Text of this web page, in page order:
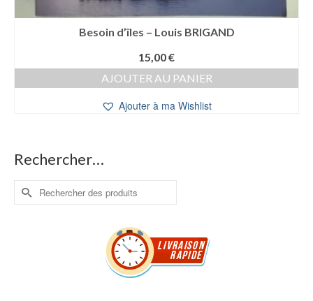
Besoin d’îles – Louis BRIGAND
15,00€
AJOUTER AU PANIER
Ajouter à ma Wishlist
Rechercher…
Rechercher :